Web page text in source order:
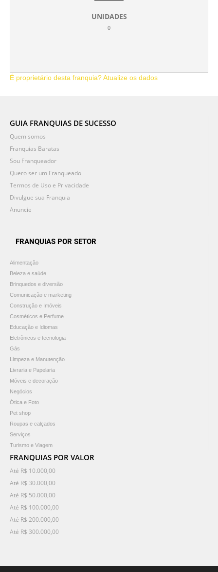
UNIDADES
0
É proprietário desta franquia? Atualize os dados
GUIA FRANQUIAS DE SUCESSO
Quem somos
Franquias Baratas
Sou Franqueador
Quero ser um Franqueado
Termos de Uso e Privacidade
Divulgue sua Franquia
Anuncie
FRANQUIAS POR SETOR
Alimentação
Beleza e saúde
Brinquedos e diversão
Comunicação e marketing
Construção e Imóveis
Cosméticos e Perfume
Educação e Idiomas
Eletrônicos e tecnologia
Gás
Limpeza e Manutenção
Livraria e Papelaria
Móveis e decoração
Negócios
Ótica e Foto
Pet shop
Roupas e calçados
Serviços
Turismo e Viagem
FRANQUIAS POR VALOR
Até R$ 10.000,00
Até R$ 30.000,00
Até R$ 50.000,00
Até R$ 100.000,00
Até R$ 200.000,00
Até R$ 300.000,00